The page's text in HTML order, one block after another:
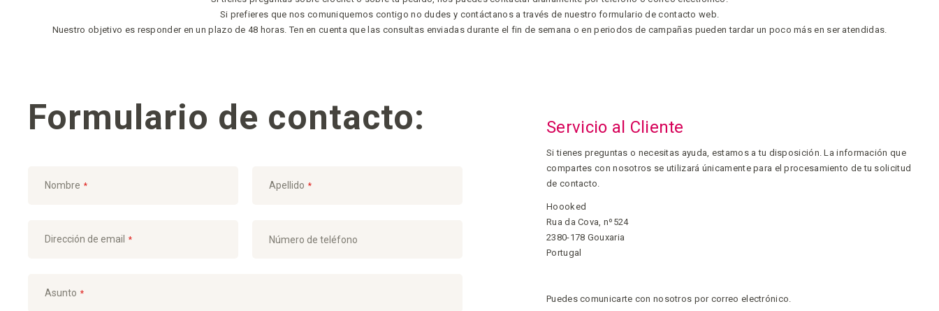
Si prefieres que nos comuniquemos contigo no dudes y contáctanos a través de nuestro formulario de contacto web.
Nuestro objetivo es responder en un plazo de 48 horas. Ten en cuenta que las consultas enviadas durante el fin de semana o en periodos de campañas pueden tardar un poco más en ser atendidas.
Formulario de contacto:
Nombre Apellido
Dirección de email Número de teléfono
Asunto
Servicio al Cliente
Si tienes preguntas o necesitas ayuda, estamos a tu disposición. La información que
compartes con nosotros se utilizará únicamente para el procesamiento de tu solicitud
de contacto.
Hoooked
Rua da Cova, nº524
2380-178 Gouxaria
Portugal
Puedes comunicarte con nosotros por correo electrónico.